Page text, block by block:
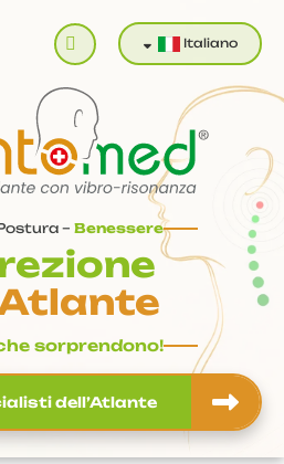
– Benessere
sorprendono!
dell’Atlante
Cerca Italiano